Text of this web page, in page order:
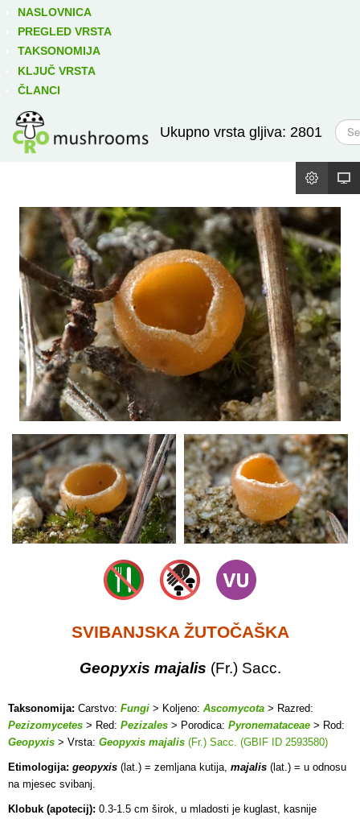
NASLOVNICA
PREGLED VRSTA
TAKSONOMIJA
KLJUČ VRSTA
ČLANCI
Ukupno vrsta gljiva: 2801
T
r
ž
SVIBANJSKA ŽUTOČAŠKA
Geopyxis majalis (Fr.) Sacc.
Taksonomija: Carstvo: Fungi > Koljeno: Ascomycota > Razred:
Pezizomycetes > Red: Pezizales > Porodica: Pyronemataceae > Rod:
Geopyxis > Vrsta: Geopyxis majalis (Fr.) Sacc. (GBIF ID 2593580)
Etimologija: geopyxis (lat.) = zemljana kutija, majalis (lat.) = u odnosu
na mjesec svibanj.
Klobuk (apotecij): 0.3-1.5 cm širok, u mladosti je kuglast, kasnije
Izravno podređene niže takse: